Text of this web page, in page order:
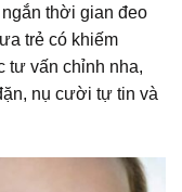
thời gian đeo
trẻ có khiếm
tư vấn chỉnh nha,
nụ cười tự tin và